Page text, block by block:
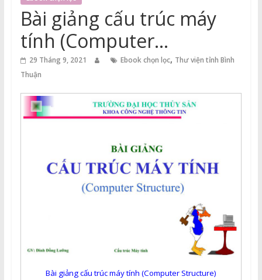
Thuận
Cổng
Vào
Tri
Thức
Bài giảng cấu trúc máy
tính (Computer
Structure)
29 Tháng 9, 2021 Ebook chọn lọc, Thư viện tỉnh Bình
Thuận
Bài giảng cấu trúc máy tính (Computer Structure)